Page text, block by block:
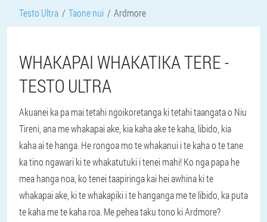
Testo Ultra Taone nui Ardmore
WHAKAPAI WHAKATIKA TERE -
TESTO ULTRA
Akuanei ka pa mai tetahi ngoikoretanga ki tetahi taangata o Niu
Tireni, ana me whakapai ake, kia kaha ake te kaha, libido, kia
kaha ai te hanga. He rongoa mo te whakanui i te kaha o te tane
ka tino ngawari ki te whakatutuki i tenei mahi! Ko nga papa he
mea hanga noa, ko tenei taapiringa kai hei awhina ki te
whakapai ake, ki te whakapiki i te hanganga me te libido, ka puta
te kaha me te kaha roa. Me pehea taku tono ki Ardmore?